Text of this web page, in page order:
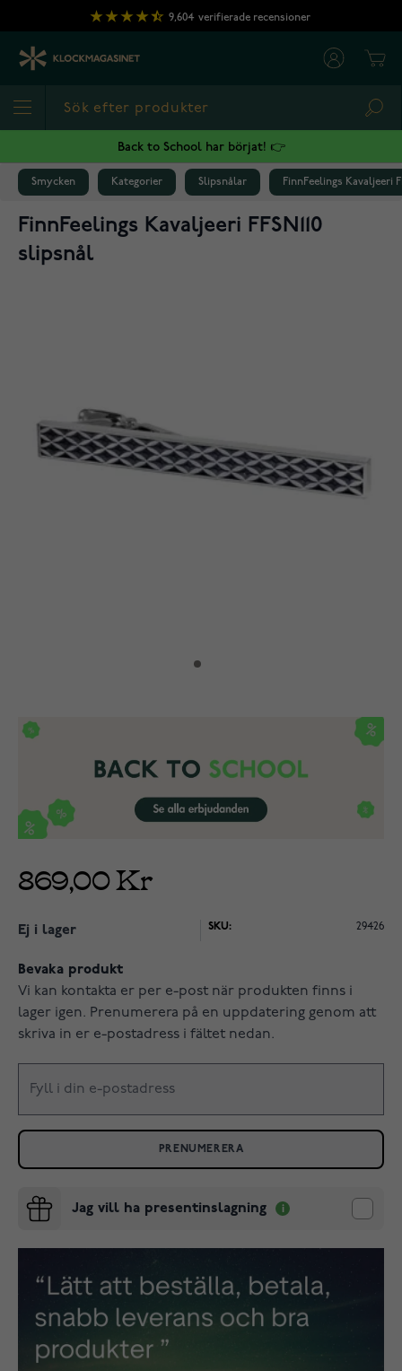
Hoppa till innehållet
9,604 verifierade recensioner
Back to School har börjat! 👉
Smycken Kategorier Slipsnålar FinnFeelings Kavaljeeri
FinnFeelings Kavaljeeri FFSN110
slipsnål
869,00 Kr
Ej i lager SKU: 29426
Bevaka produkt
Vi kan kontakta er per e-post när produkten finns i
lager igen. Prenumerera på en uppdatering genom att
skriva in er e-postadress i fältet nedan.
PRENUMERERA
Jag vill ha presentinslagning